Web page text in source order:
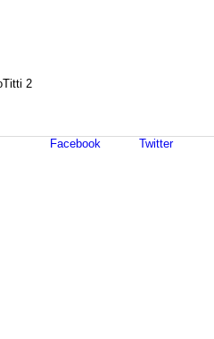
2
Facebook Twitter